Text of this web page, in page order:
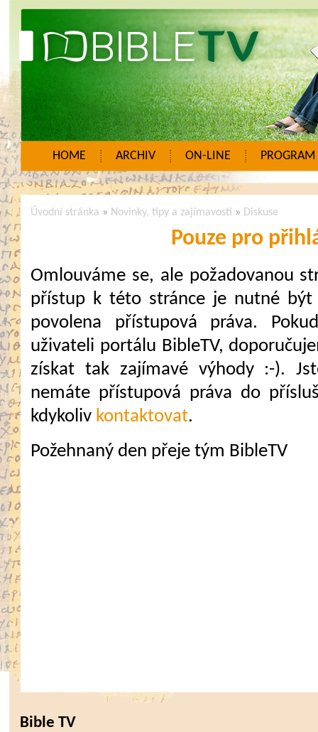
HOME ARCHIV ON-LINE PROGRAM
Úvodní stránka » Novinky, tipy a zajímavosti » Diskuse
Pouze pro
Omlouváme se, ale požadovanou
přístup k této stránce je nutné
povolena přístupová práva.
uživateli portálu BibleTV,
získat tak zajímavé výhody :-).
nemáte přístupová práva do
kdykoliv kontaktovat.
Požehnaný den přeje tým BibleTV
Bible TV